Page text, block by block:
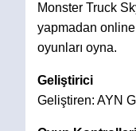
Monster Truck
yapmadan
oyunları oyna.
Geliştirici
Geliştiren: AYN